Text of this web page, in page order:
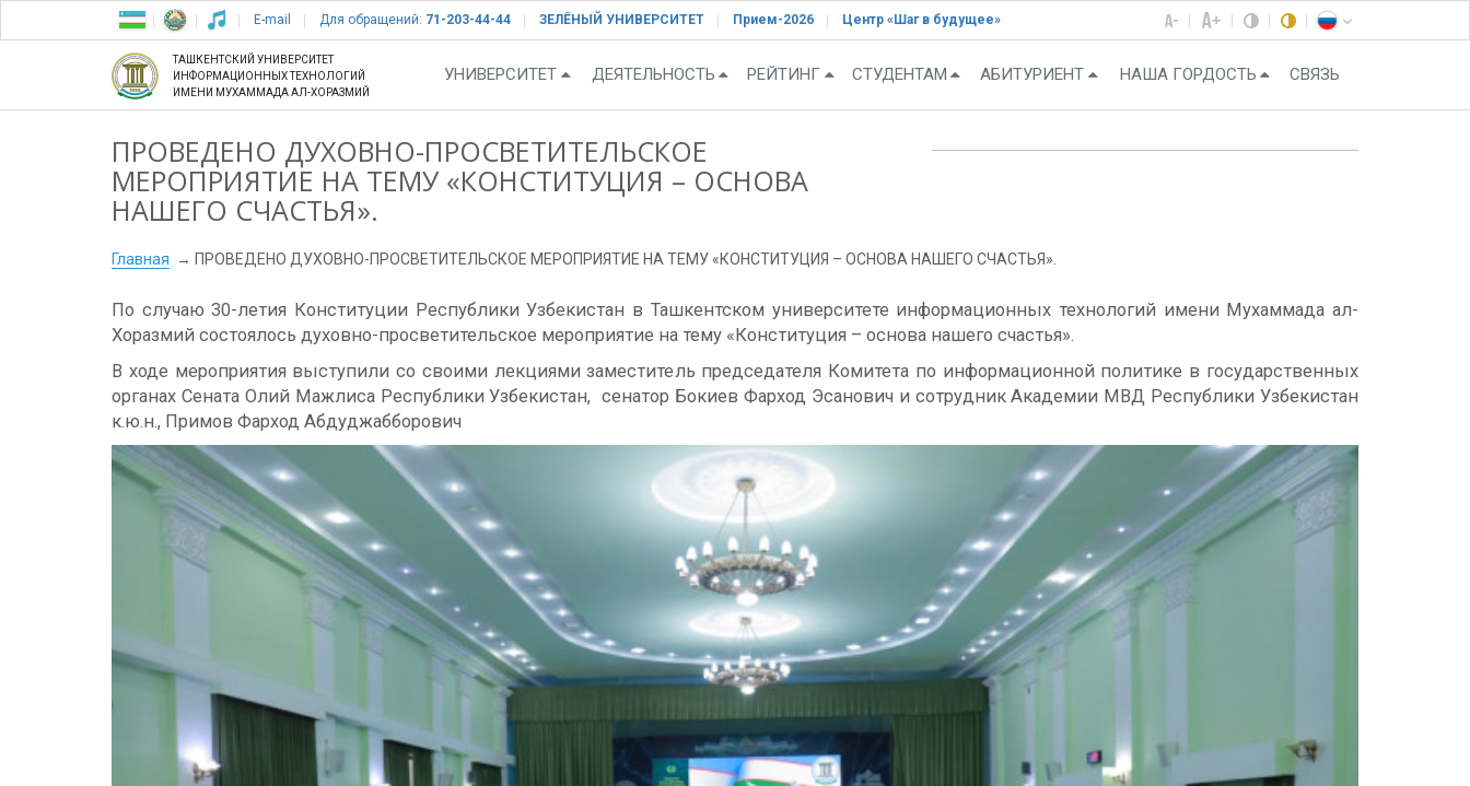
E-mail Для обращений: 71-203-44-44 ЗЕЛЁНЫЙ УНИВЕРСИТЕТ Прием-2026 Центр «Шаг в будущее»
ТАШКЕНТСКИЙ УНИВЕРСИТЕТ
ИНФОРМАЦИОННЫХ ТЕХНОЛОГИЙ
ИМЕНИ МУХАММАДА АЛ-ХОРАЗМИЙ
УНИВЕРСИТЕТ ДЕЯТЕЛЬНОСТЬ РЕЙТИНГ СТУДЕНТАМ АБИТУРИЕНТ НАША ГОРДОСТЬ СВЯЗЬ
ПРОВЕДЕНО ДУХОВНО-ПРОСВЕТИТЕЛЬСКОЕ
МЕРОПРИЯТИЕ НА ТЕМУ «КОНСТИТУЦИЯ – ОСНОВА
НАШЕГО СЧАСТЬЯ».
Главная ПРОВЕДЕНО ДУХОВНО-ПРОСВЕТИТЕЛЬСКОЕ МЕРОПРИЯТИЕ НА ТЕМУ «КОНСТИТУЦИЯ – ОСНОВА НАШЕГО СЧАСТЬЯ».
По случаю 30-летия Конституции Республики Узбекистан в Ташкентском университете информационных технологий имени Мухаммада ал-
Хоразмий состоялось духовно-просветительское мероприятие на тему «Конституция – основа нашего счастья».
В ходе мероприятия выступили со своими лекциями заместитель председателя Комитета по информационной политике в государственных
органах Сената Олий Мажлиса Республики Узбекистан, сенатор Бокиев Фарход Эсанович и сотрудник Академии МВД Республики Узбекистан
к.ю.н., Примов Фарход Абдуджабборович